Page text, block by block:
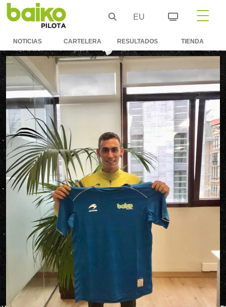
EU
NOTICIAS CARTELERA RESULTADOS TIENDA